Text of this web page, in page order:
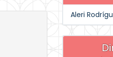
Aleri